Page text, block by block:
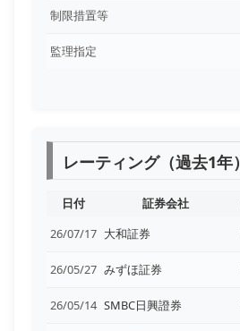
制限措置等
監理指定
レーティング（過去1年）
日付 証券会社
26/07/17 大和証券
26/05/27 みずほ証券
26/05/14 SMBC日興證券